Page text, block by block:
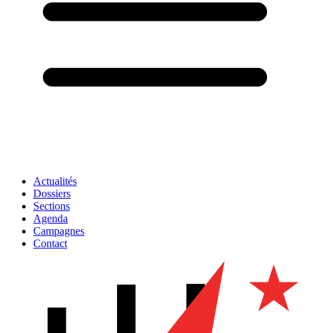
Actualités
Dossiers
Sections
Agenda
Campagnes
Contact